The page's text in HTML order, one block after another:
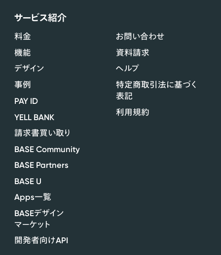
サービス紹介
料金
機能
デザイン
事例
PAY ID
YELL BANK
請求書買い取り
BASE Community
BASE Partners
BASE U
Apps一覧
BASEデザイン
マーケット
開発者向けAPI
お問い合わせ
資料請求
ヘルプ
特定商取引法に基づく
表記
利用規約